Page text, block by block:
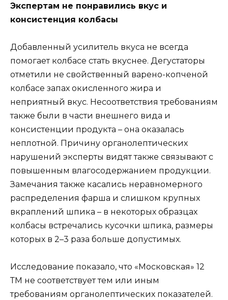
Экспертам не понравились вкус и
консистенция колбасы
Добавленный усилитель вкуса не всегда
помогает колбасе стать вкуснее. Дегустаторы
отметили не свойственный варено-копченой
колбасе запах окисленного жира и
неприятный вкус. Несоответствия требованиям
также были в части внешнего вида и
консистенции продукта – она оказалась
неплотной. Причину органолептических
нарушений эксперты видят также связывают с
повышенным влагосодержанием продукции.
Замечания также касались неравномерного
распределения фарша и слишком крупных
вкраплений шпика – в некоторых образцах
колбасы встречались кусочки шпика, размеры
которых в 2–3 раза больше допустимых.
Исследование показало, что «Московская» 12
ТМ не соответствует тем или иным
требованиям органолептических показателей.